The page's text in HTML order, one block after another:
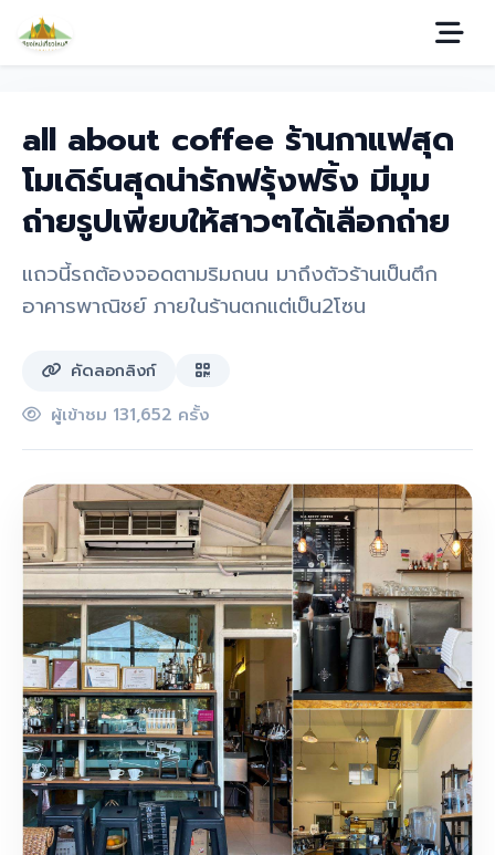
all about coffee ร้านกาแฟสุด
โมเดิร์นสุดน่ารักฟรุ้งฟริ้ง มีมุม
ถ่ายรูปเพียบให้สาวๆได้เลือกถ่าย
แถวนี้รถต้องจอดตามริมถนน มาถึงตัวร้านเป็นตึก
อาคารพาณิชย์ ภายในร้านตกแต่เป็น2โซน
คัดลอกลิงก์
ผู้เข้าชม 131,652 ครั้ง